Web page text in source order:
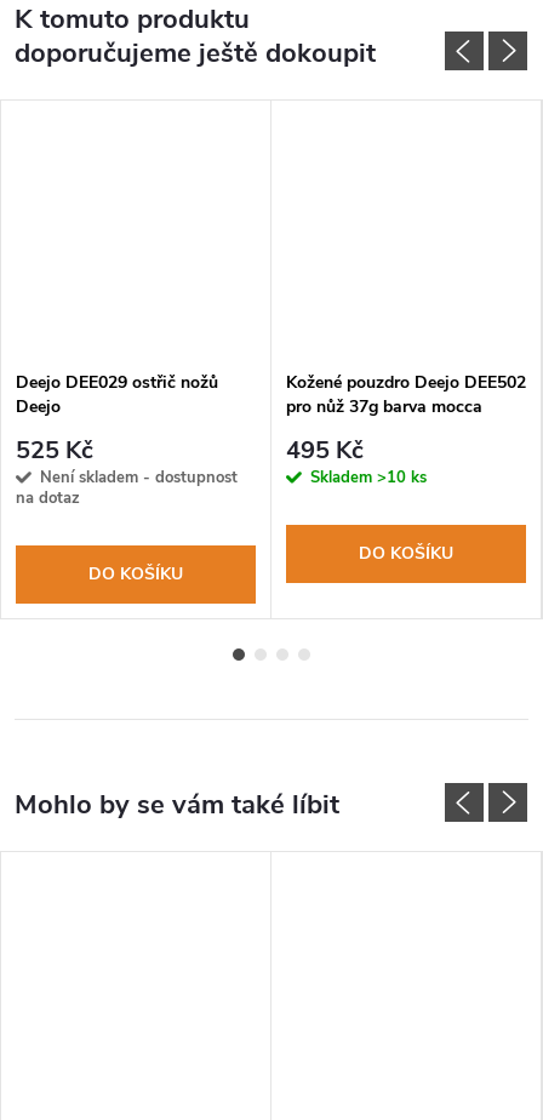
K tomuto produktu
doporučujeme ještě dokoupit
Deejo DEE029 ostřič nožů
Deejo
525 Kč
Není skladem - dostupnost
na dotaz
DO KOŠÍKU
Kožené pouzdro Deejo DEE502
pro nůž 37g barva mocca
495 Kč
Skladem >10 ks
DO KOŠÍKU